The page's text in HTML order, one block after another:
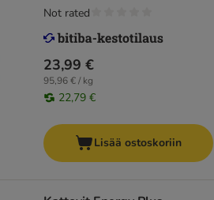
23,99 €
95,96 € / kg
22,79 €
Not rated
Lisää ostoskoriin